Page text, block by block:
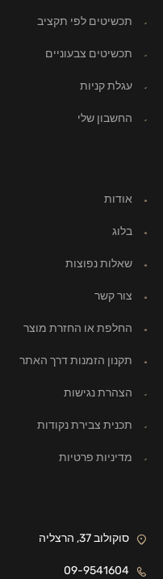
תכשיטים לפי תקציב
תכשיטים צבעוניים
עגלת קניות
החשבון שלי
אודות
בלוג
שאלות נפוצות
צור קשר
החלפת או החזרת מוצר
תקנון הזמנות דרך האתר
הצהרת נגישות
תכנית צבירת נקודות
מדיניות פרטיות
סוקולוב 37, הרצליה
09-9541604